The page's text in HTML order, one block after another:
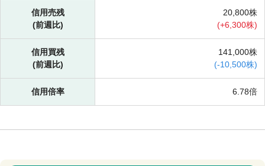
信用売残
(前週比)
20,800株
(+6,300株)
信用買残
(前週比)
141,000株
(-10,500株)
信用倍率 6.78倍